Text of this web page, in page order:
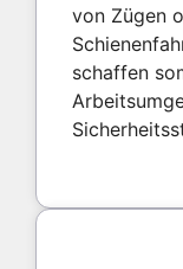
von Zügen
schaffen